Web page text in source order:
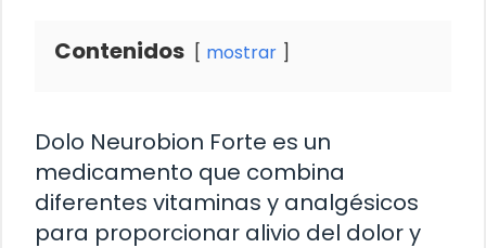
Contenidos mostrar
Dolo Neurobion Forte es un
medicamento que combina
diferentes vitaminas y analgésicos
para proporcionar alivio del dolor y